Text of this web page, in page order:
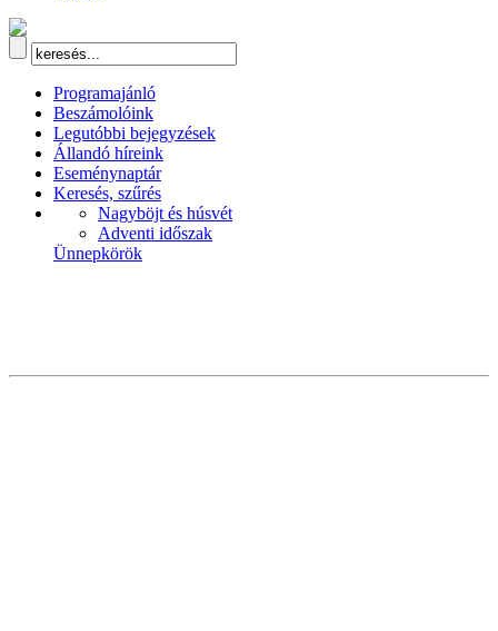
Programajánló
Beszámolóink
Legutóbbi bejegyzések
Állandó híreink
Eseménynaptár
Keresés, szűrés
Nagyböjt és húsvét
Adventi időszak
Ünnepkörök